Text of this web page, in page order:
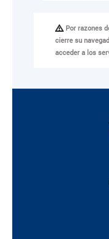
Por razones
cierre su
acceder a los